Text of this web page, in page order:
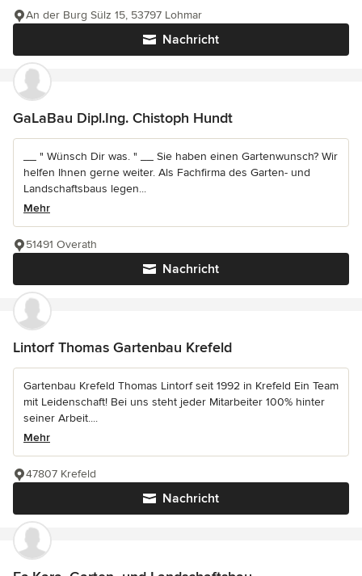
Nachricht
An der Burg Sülz 15, 53797 Lohmar
GaLaBau Dipl.Ing. Chistoph Hundt
__ " Wünsch Dir was. " __ Sie haben einen Gartenwunsch? Wir
helfen Ihnen gerne weiter. Als Fachfirma des Garten- und
Landschaftsbaus legen...
Mehr
Nachricht
51491 Overath
Lintorf Thomas Gartenbau Krefeld
Gartenbau Krefeld Thomas Lintorf seit 1992 in Krefeld Ein Team
mit Leidenschaft! Bei uns steht jeder Mitarbeiter 100% hinter
seiner Arbeit....
Mehr
Nachricht
47807 Krefeld